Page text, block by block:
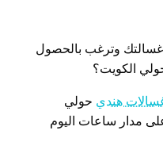
وترغب بالحصول
الكويت؟
هندي حولي
مدار ساعات اليوم